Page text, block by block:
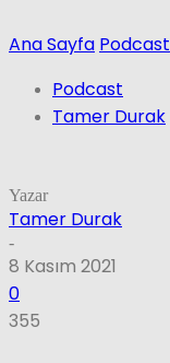
Ana Sayfa Podcast
Podcast
Tamer Durak
Yazar
Tamer Durak
-
8 Kasım 2021
0
355